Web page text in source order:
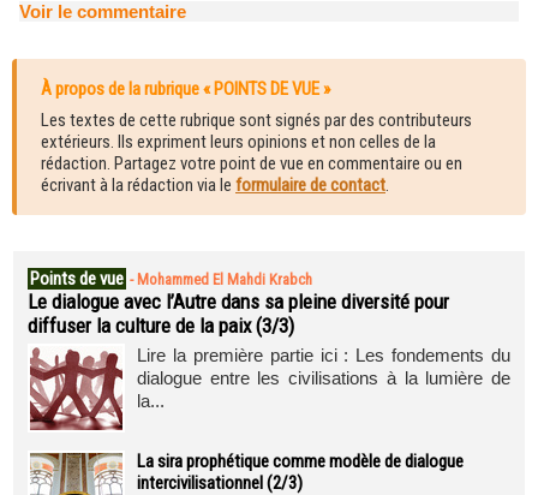
Voir le commentaire
À propos de la rubrique « POINTS DE VUE »
Les textes de cette rubrique sont signés par des contributeurs
extérieurs. Ils expriment leurs opinions et non celles de la
rédaction. Partagez votre point de vue en commentaire ou en
écrivant à la rédaction via le formulaire de contact.
Points de vue - Mohammed El Mahdi Krabch
Le dialogue avec l’Autre dans sa pleine diversité pour
diffuser la culture de la paix (3/3)
Lire la première partie ici : Les fondements du
dialogue entre les civilisations à la lumière de
la...
La sira prophétique comme modèle de dialogue
intercivilisationnel (2/3)